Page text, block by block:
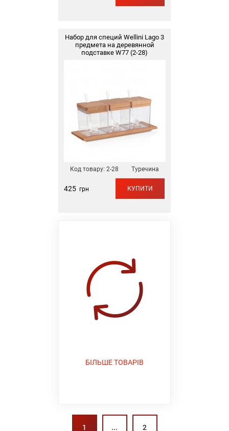
Набор для специй Wellini Lago 3
предмета на деревянной
подставке W77 (2-28)
Код товару: 2-28 Туречина
425грн КУПИТИ
БІЛЬШЕ ТОВАРІВ
1 ... 2